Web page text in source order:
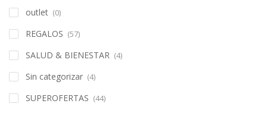
outlet (0)
REGALOS (57)
SALUD & BIENESTAR (4)
Sin categorizar (4)
SUPEROFERTAS (44)